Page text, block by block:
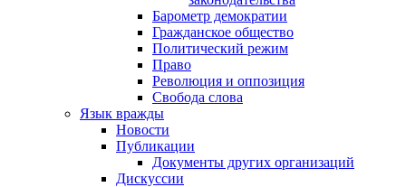
Барометр демократии
Гражданское общество
Политический режим
Право
Революция и оппозиция
Свобода слова
Язык вражды
Новости
Публикации
Документы других организаций
Дискуссии